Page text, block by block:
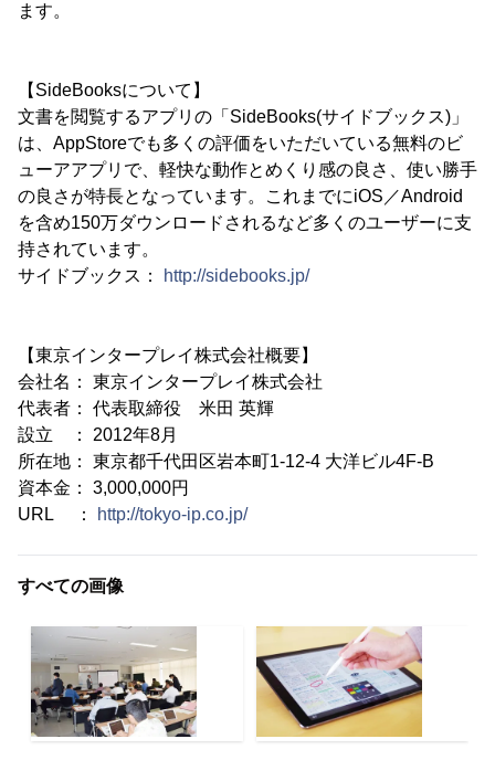
ます。
【SideBooksについて】
文書を閲覧するアプリの「SideBooks(サイドブックス)」
は、AppStoreでも多くの評価をいただいている無料のビ
ューアアプリで、軽快な動作とめくり感の良さ、使い勝手
の良さが特長となっています。これまでにiOS／Android
を含め150万ダウンロードされるなど多くのユーザーに支
持されています。
サイドブックス：
http://sidebooks.jp/
【東京インタープレイ株式会社概要】
会社名： 東京インタープレイ株式会社
代表者： 代表取締役 米田 英輝
設立 ： 2012年8月
所在地： 東京都千代田区岩本町1-12-4 大洋ビル4F-B
資本金： 3,000,000円
URL ：
http://tokyo-ip.co.jp/
すべての画像